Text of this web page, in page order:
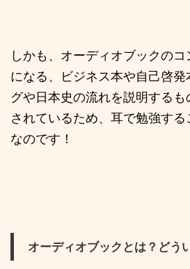
しかも、オーディオブックの
になる、ビジネス本や自己啓
グや日本史の流れを説明する
されているため、耳で勉強す
なのです！
オーディオブックとは？どう